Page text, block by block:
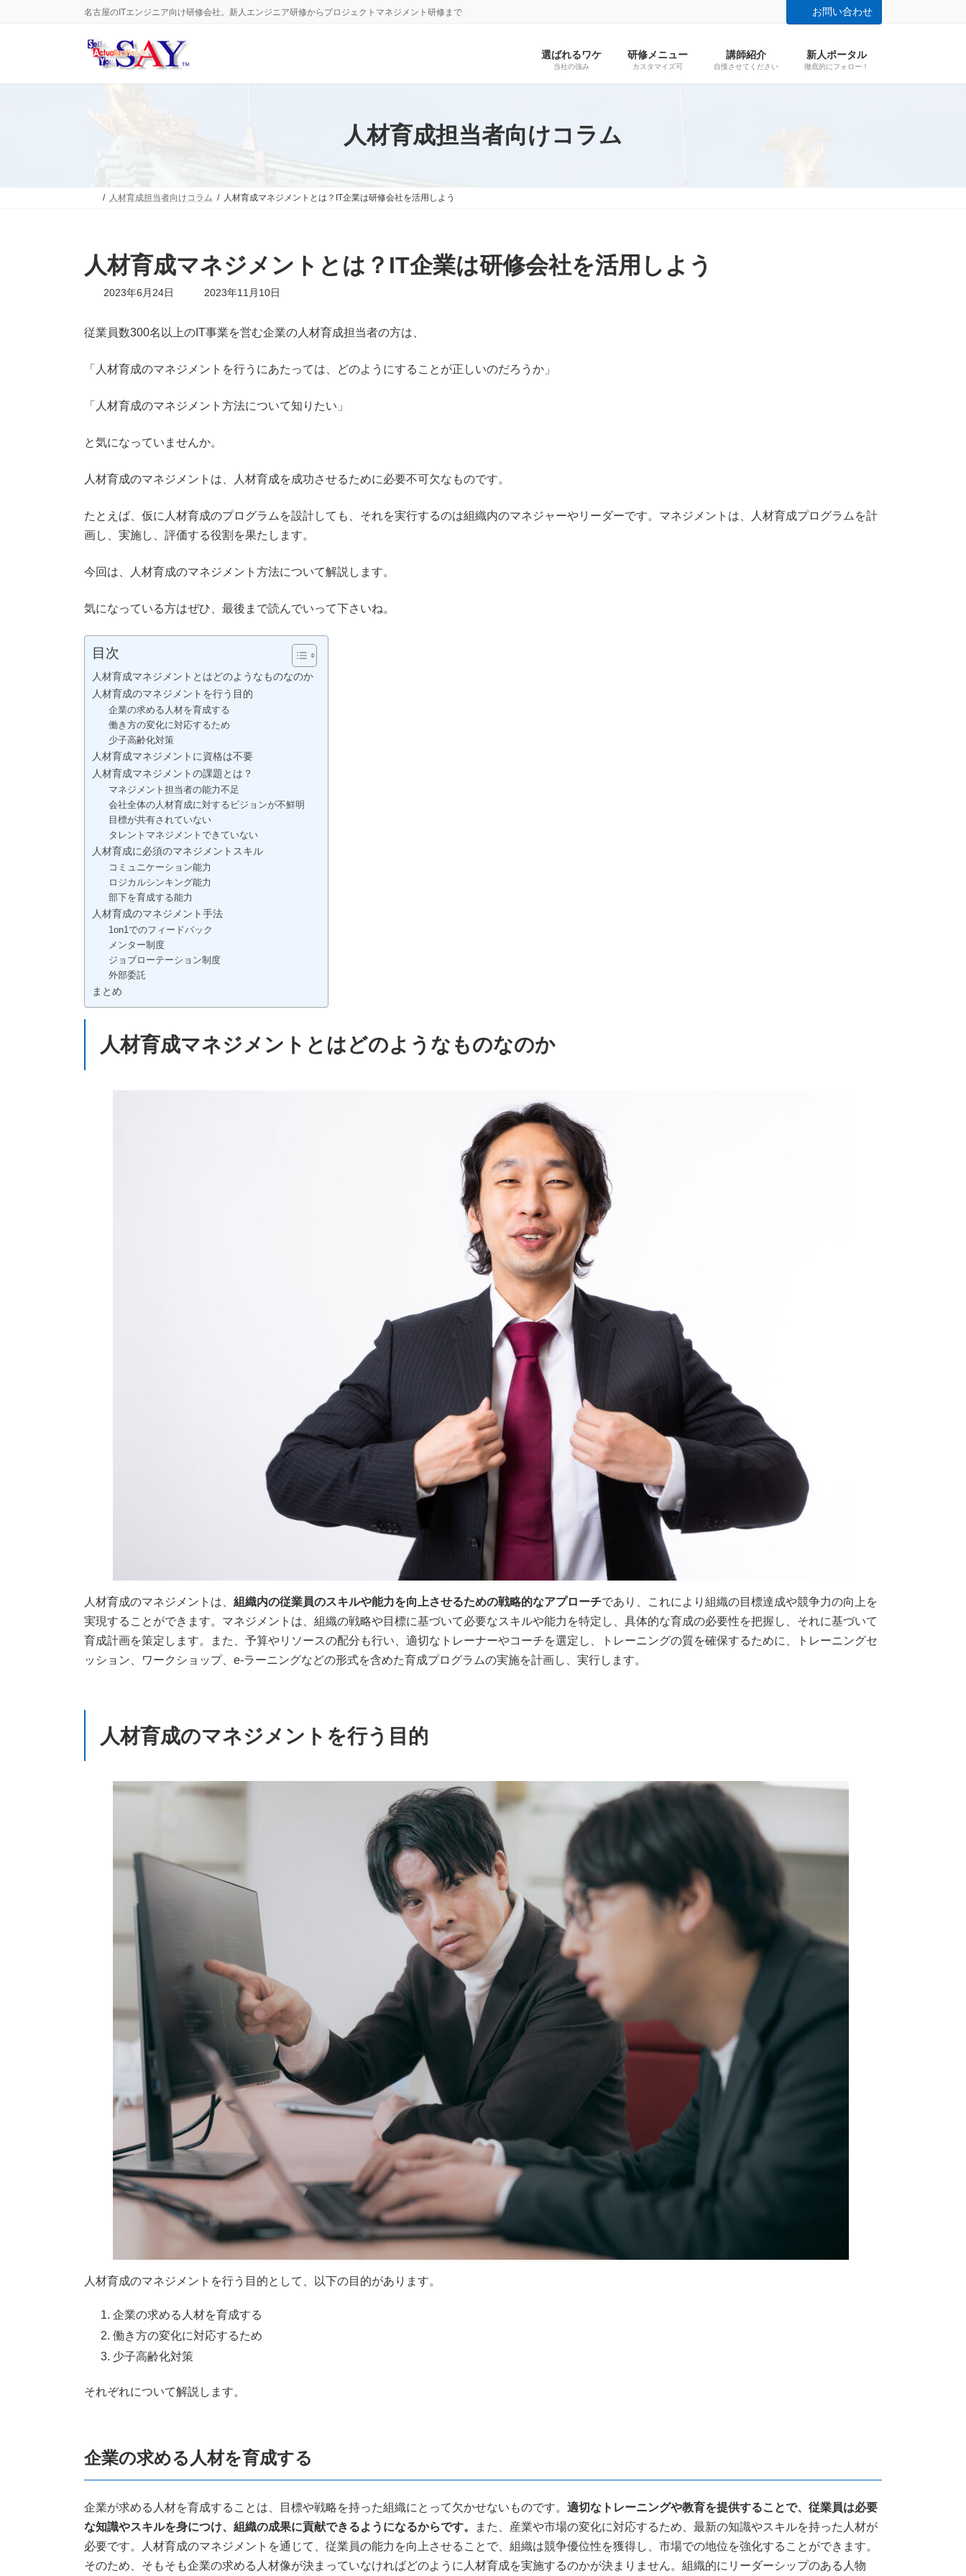
へ
ョ
名古屋のITエンジニア向け研修会社。新人エンジニア研修からプロジェクトマネジメント研修まで お問い合わせ
選ばれるワケ
当社の強み
研修メニュー
カスタマイズ可
講師紹介
自慢させてください
新人ポータル
徹底的にフォロー！
人材育成担当者向けコラム
人材育成担当者向けコラム 人材育成マネジメントとは？IT企業は研修会社を活用しよう
人材育成マネジメントとは？IT企業は研修会社を活用しよう
2023年6月24日
最
新
:
2023年11月10日
従業員数300名以上のIT事業を営む企業の人材育成担当者の方は、
「人材育成のマネジメントを行うにあたっては、どのようにすることが正しいのだろうか」
「人材育成のマネジメント方法について知りたい」
と気になっていませんか。
人材育成のマネジメントは、人材育成を成功させるために必要不可欠なものです。
たとえば、仮に人材育成のプログラムを設計しても、それを実行するのは組織内のマネジャーやリーダーです。マネジメントは、人材育成プログラムを計
画し、実施し、評価する役割を果たします。
今回は、人材育成のマネジメント方法について解説します。
気になっている方はぜひ、最後まで読んでいって下さいね。
目次
人材育成マネジメントとはどのようなものなのか
人材育成のマネジメントを行う目的
企業の求める人材を育成する
働き方の変化に対応するため
少子高齢化対策
人材育成マネジメントに資格は不要
人材育成マネジメントの課題とは？
マネジメント担当者の能力不足
会社全体の人材育成に対するビジョンが不鮮明
目標が共有されていない
タレントマネジメントできていない
人材育成に必須のマネジメントスキル
コミュニケーション能力
ロジカルシンキング能力
部下を育成する能力
人材育成のマネジメント手法
1on1でのフィードバック
メンター制度
ジョブローテーション制度
外部委託
まとめ
人材育成マネジメントとはどのようなものなのか
人材育成のマネジメントは、 組織内の従業員のスキルや能力を向上させるための戦略的なアプローチであり、これにより組織の目標達成や競争力の向上を
実現することができます。マネジメントは、組織の戦略や目標に基づいて必要なスキルや能力を特定し、具体的な育成の必要性を把握し、それに基づいて
育成計画を策定します。また、予算やリソースの配分も行い、適切なトレーナーやコーチを選定し、トレーニングの質を確保するために、トレーニングセ
ッション、ワークショップ、e-ラーニングなどの形式を含めた育成プログラムの実施を計画し、実行します。
人材育成のマネジメントを行う目的
人材育成のマネジメントを行う目的として、以下の目的があります。
企業の求める人材を育成する
働き方の変化に対応するため
少子高齢化対策
それぞれについて解説します。
企業の求める人材を育成する
企業が求める人材を育成することは、目標や戦略を持った組織にとって欠かせないものです。 適切なトレーニングや教育を提供することで、従業員は必要
な知識やスキルを身につけ、組織の成果に貢献できるようになるからです。
また、産業や市場の変化に対応するため、最新の知識やスキルを持った人材が
必要です。人材育成のマネジメントを通じて、従業員の能力を向上させることで、組織は競争優位性を獲得し、市場での地位を強化することができます。
そのため、そもそも企業の求める人材像が決まっていなければどのように人材育成を実施するのかが決まりません。組織的にリーダーシップのある人物